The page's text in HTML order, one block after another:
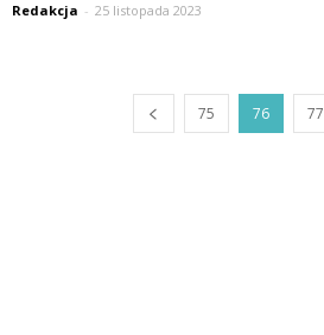
Redakcja - 25 listopada 2023
75 76 77